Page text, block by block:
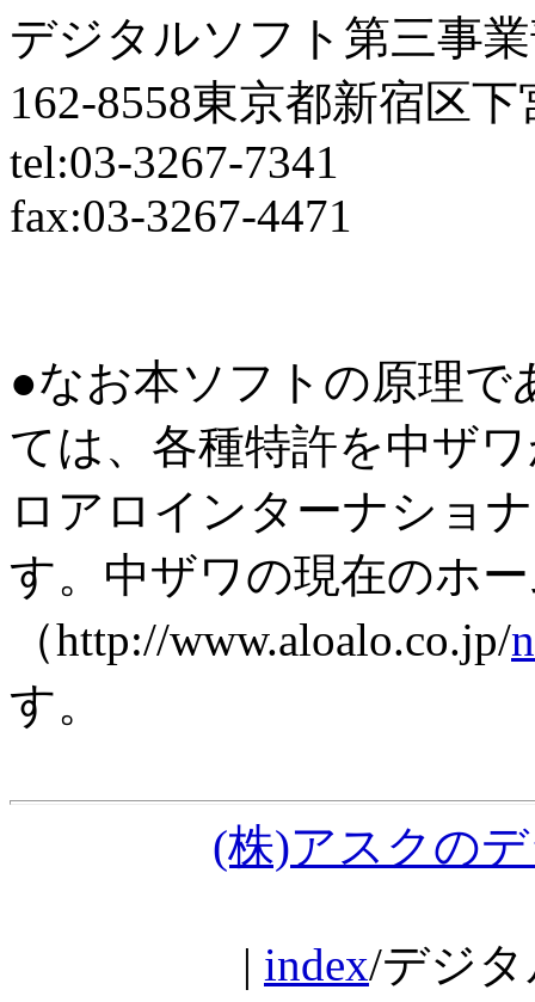
デジタルソフト第三事
162-8558東京都新宿区下
tel:03-3267-7341
fax:03-3267-4471
●なお本ソフトの原理
ては、各種特許を中ザ
ロアロインターナショ
す。中ザワの現在のホ
（http://www.aloalo.co.jp/
す。
(株)アスクの
| index/デジ